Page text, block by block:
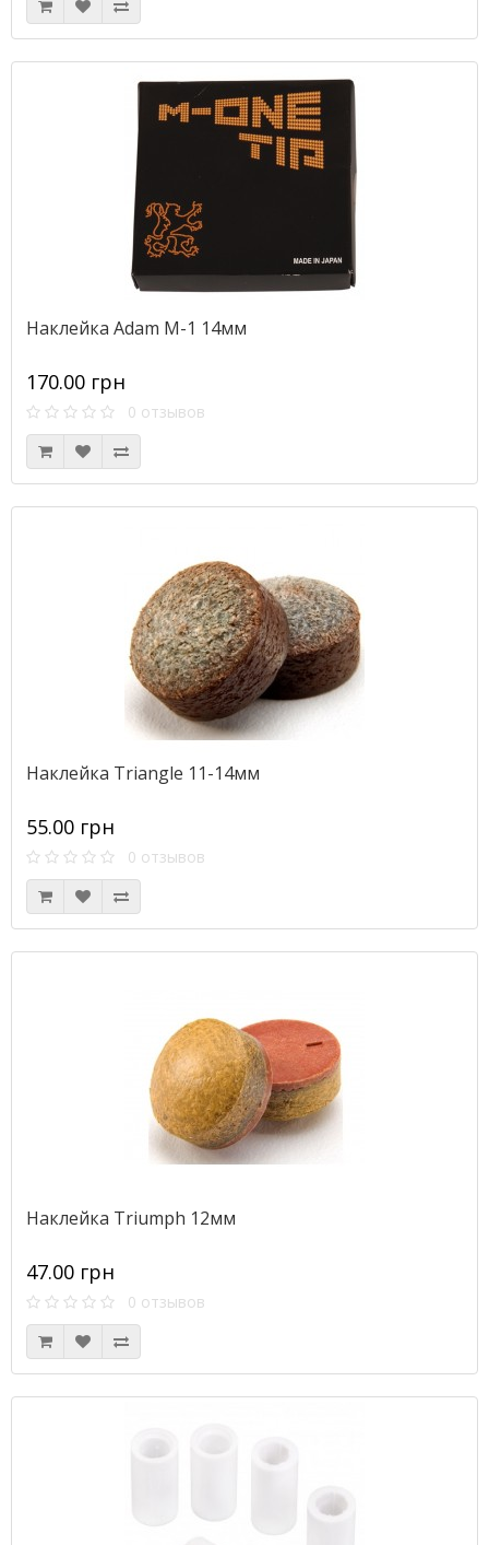
Наклейка Adam M-1 14мм
170.00 грн
0 отзывов
Наклейка Triangle 11-14мм
55.00 грн
0 отзывов
Наклейка Triumph 12мм
47.00 грн
0 отзывов